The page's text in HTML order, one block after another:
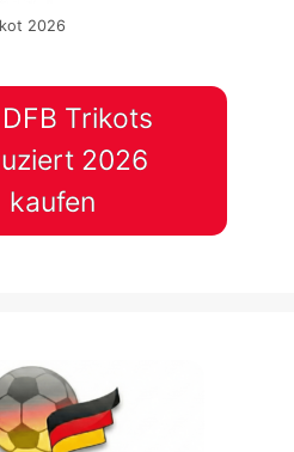
2026
DFB Trikots
2026
kaufen